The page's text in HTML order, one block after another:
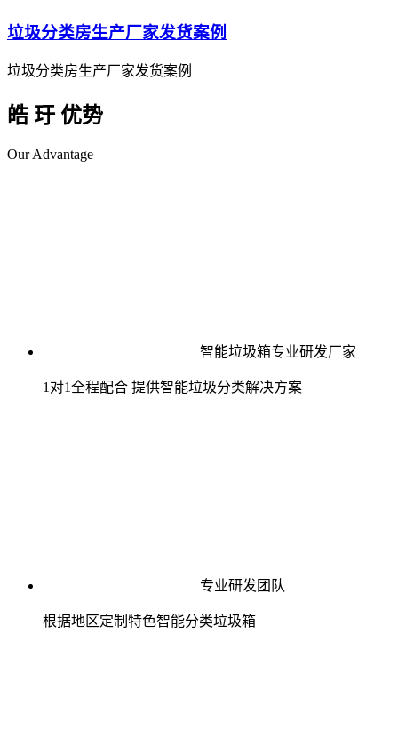
垃圾分类房生产厂家发货案例
垃圾分类房生产厂家发货案例
皓 玗 优势
Our Advantage
智能垃圾箱专业研发厂家
1对1全程配合 提供智能垃圾分类解决方案
专业研发团队
根据地区定制特色智能分类垃圾箱